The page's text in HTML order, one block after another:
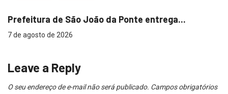
Prefeitura de São João da Ponte entrega...
7 de agosto de 2026
Leave a Reply
O seu endereço de e-mail não será publicado. Campos obrigatórios